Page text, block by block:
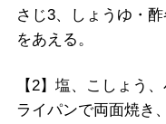
さじ3、しょうゆ・
をあえる。
【2】塩、こしょう
ライパンで両面焼き